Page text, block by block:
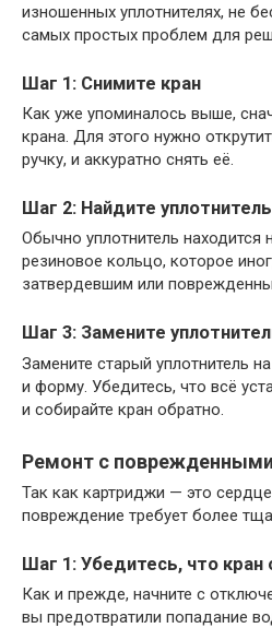
изношенных уплотнителях, не
самых простых проблем для
Шаг 1: Снимите кран
Как уже упоминалось выше,
крана. Для этого нужно
ручку, и аккуратно снять её.
Шаг 2: Найдите уплотнитель
Обычно уплотнитель находится
резиновое кольцо, которое
затвердевшим или
Шаг 3: Замените
Замените старый уплотнитель
и форму. Убедитесь, что всё
и собирайте кран обратно.
Ремонт с
Так как картриджи — это
повреждение требует более
Шаг 1: Убедитесь, что кран
Как и прежде, начните с
вы предотвратили попадание